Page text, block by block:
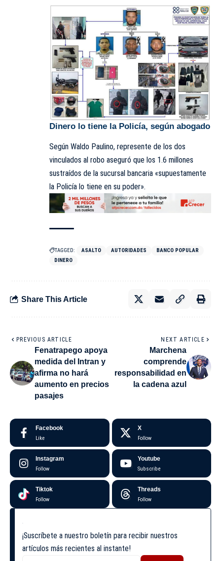
Dinero lo tiene la Policía, según abogado
Según Waldo Paulino, represente de los dos
vinculados al robo aseguró que los 1.6 millones
sustraídos de la sucursal bancaria «supuestamente
la Policía lo tiene en su poder».
TAGGED: ASALTO AUTORIDADES
BANCO POPULAR
DINERO
Share This Article
PREVIOUS ARTICLE
Fenatrapego apoya
medida del Intran y
afirma no hará
aumento en precios
pasajes
NEXT ARTICLE
Marchena
comprende
responsabilidad en
la cadena azul
Facebook
Like
X
Follow
Instagram
Follow
Youtube
Subscribe
Tiktok
Follow
Threads
Follow
¡Suscríbete a nuestro boletín para recibir nuestros
artículos más recientes al instante!